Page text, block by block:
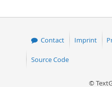
Contact Imprint
Source Code
©